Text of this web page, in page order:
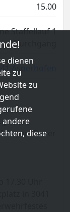
15.00
Staffellauf 1
Durchgang
Asperhofen
Bauer
Uhr
in 3041
dienen
zu
zu
diese